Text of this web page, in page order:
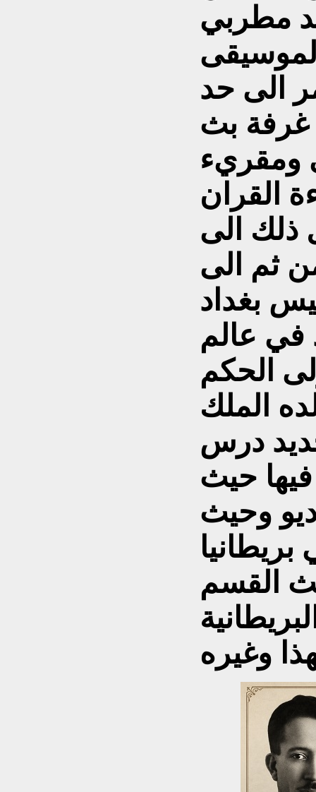
مطربي
الى حد
بث
ومقريء
القران
ذلك الى
ثم الى
بغداد
عالم
الحكم
الملك
درس
حيث
وحيث
القسم